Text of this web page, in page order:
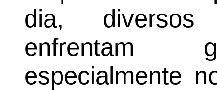
dia, diversos
enfrentam
especialmente